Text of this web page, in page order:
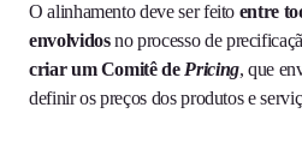
O alinhamento deve ser feito entre
envolvidosno processo de
criar um Comitê dePricing, que
definir os preços dos produtos e